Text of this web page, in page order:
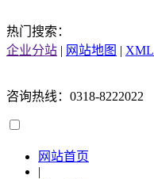
热门搜索：
企业分站 | 网站地图 | XML
咨询热线：0318-8222022
网站首页
|